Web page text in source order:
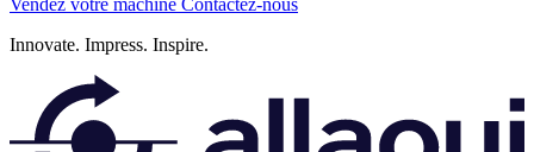
Innovate. Impress. Inspire.